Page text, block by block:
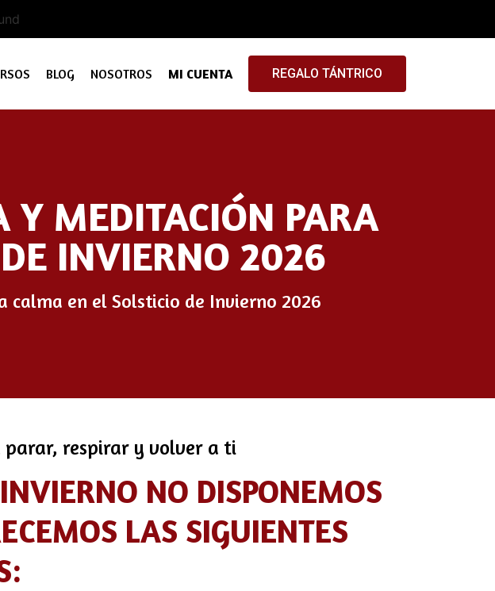
BLOG NOSOTROS MI CUENTA REGALO TÁNTRICO
Y MEDITACIÓN PARA
INVIERNO 2026
calma en el Solsticio de Invierno 2026
parar, respirar y volver a ti
NO DISPONEMOS
LAS SIGUIENTES